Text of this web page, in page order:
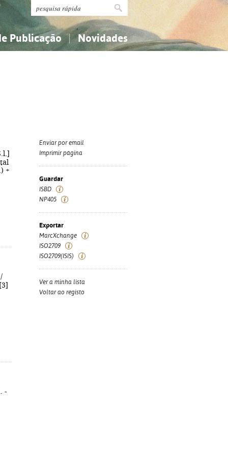
Publicação Novidades
+
/
-
Enviar por email
Imprimir página
Guardar
ISBD
NP405
Exportar
MarcXchange
ISO2709
ISO2709(ISIS)
Ver a minha lista
Voltar ao registo